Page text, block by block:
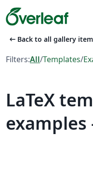
arrow_left_alt Back to all gallery
Filters:All/Templates/
LaTeX